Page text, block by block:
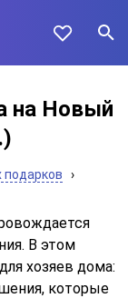
на Новый
подарков
›
В этом
хозяев дома:
которые